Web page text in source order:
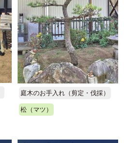
庭木のお手入れ（剪定・伐採）
松（マツ）